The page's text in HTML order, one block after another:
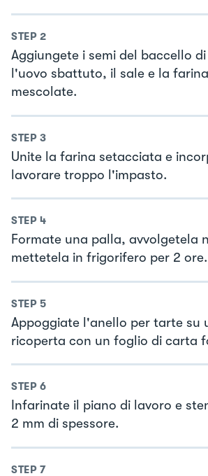
STEP 2
Aggiungete i semi del baccello
l'uovo sbattuto, il sale e la
mescolate.
STEP 3
Unite la farina setacciata e
lavorare troppo l'impasto.
STEP 4
Formate una palla, avvolgetela
mettetela in frigorifero per 2 ore.
STEP 5
Appoggiate l'anello per tarte su
ricoperta con un foglio di carta
STEP 6
Infarinate il piano di lavoro e
2 mm di spessore.
STEP 7